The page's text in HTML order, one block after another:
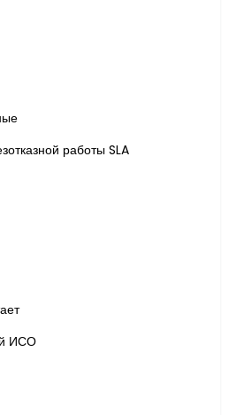
работы SLA
ИСО